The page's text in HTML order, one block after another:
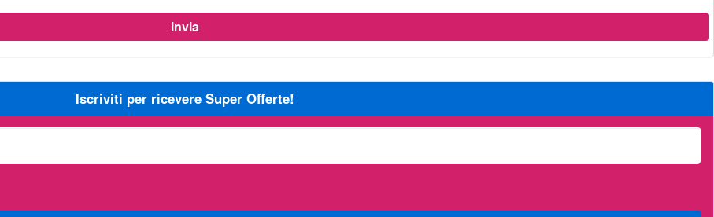
Iscriviti per ricevere Super Offerte!